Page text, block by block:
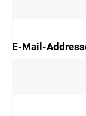
E-Mail-